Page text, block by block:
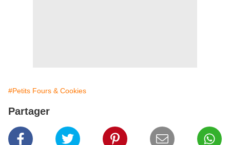
#Petits Fours & Cookies
Partager